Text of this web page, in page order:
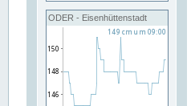
ODER - Eisenhüttenstadt